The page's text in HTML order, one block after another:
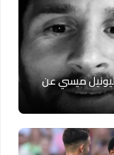
ميسي عن